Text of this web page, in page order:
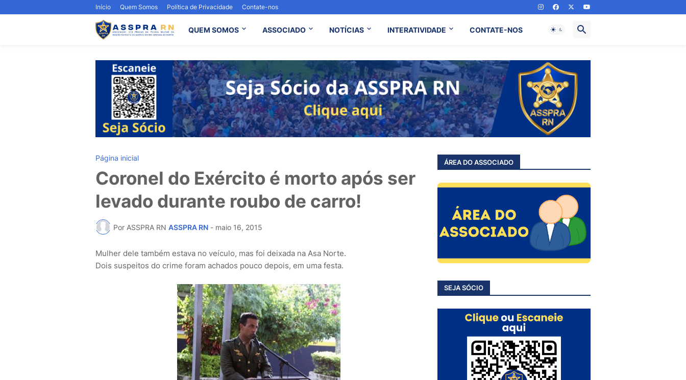
Início Quem Somos Política de Privacidade Contate-nos
QUEM SOMOS ASSOCIADO NOTÍCIAS INTERATIVIDADE CONTATE-NOS
Página inicial
Coronel do Exército é morto após ser
levado durante roubo de carro!
Por ASSPRA RN ASSPRA RN - maio 16, 2015
Mulher dele também estava no veículo, mas foi deixada na Asa Norte.
Dois suspeitos do crime foram achados pouco depois, em uma festa.
ÁREA DO ASSOCIADO
SEJA SÓCIO